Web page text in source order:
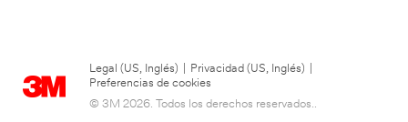
Legal (US, Inglés) Privacidad (US, Inglés)
Preferencias de cookies
© 3M 2026. Todos los derechos reservados..